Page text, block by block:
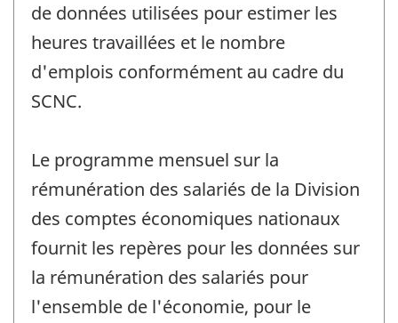
de données utilisées pour estimer les
heures travaillées et le nombre
d'emplois conformément au cadre du
SCNC.
Le programme mensuel sur la
rémunération des salariés de la Division
des comptes économiques nationaux
fournit les repères pour les données sur
la rémunération des salariés pour
l'ensemble de l'économie, pour le